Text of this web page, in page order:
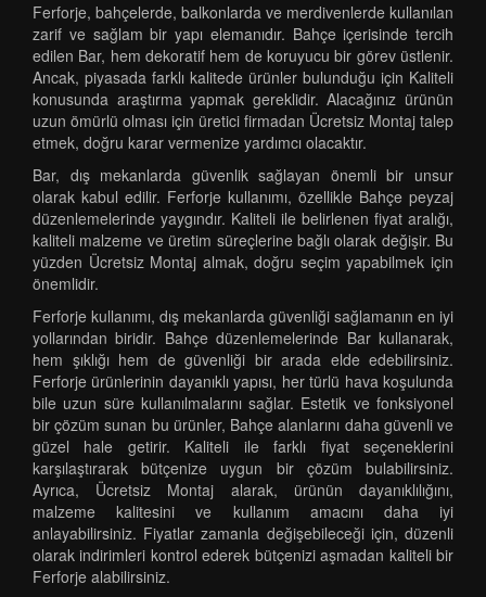
Ferforje, bahçelerde, balkonlarda ve merdivenlerde kullanılan
zarif ve sağlam bir yapı elemanıdır. Bahçe içerisinde tercih
edilen Bar, hem dekoratif hem de koruyucu bir görev üstlenir.
Ancak, piyasada farklı kalitede ürünler bulunduğu için Kaliteli
konusunda araştırma yapmak gereklidir. Alacağınız ürünün
uzun ömürlü olması için üretici firmadan Ücretsiz Montaj talep
etmek, doğru karar vermenize yardımcı olacaktır.
Bar, dış mekanlarda güvenlik sağlayan önemli bir unsur
olarak kabul edilir. Ferforje kullanımı, özellikle Bahçe peyzaj
düzenlemelerinde yaygındır. Kaliteli ile belirlenen fiyat aralığı,
kaliteli malzeme ve üretim süreçlerine bağlı olarak değişir. Bu
yüzden Ücretsiz Montaj almak, doğru seçim yapabilmek için
önemlidir.
Ferforje kullanımı, dış mekanlarda güvenliği sağlamanın en iyi
yollarından biridir. Bahçe düzenlemelerinde Bar kullanarak,
hem şıklığı hem de güvenliği bir arada elde edebilirsiniz.
Ferforje ürünlerinin dayanıklı yapısı, her türlü hava koşulunda
bile uzun süre kullanılmalarını sağlar. Estetik ve fonksiyonel
bir çözüm sunan bu ürünler, Bahçe alanlarını daha güvenli ve
güzel hale getirir. Kaliteli ile farklı fiyat seçeneklerini
karşılaştırarak bütçenize uygun bir çözüm bulabilirsiniz.
Ayrıca, Ücretsiz Montaj alarak, ürünün dayanıklılığını,
malzeme kalitesini ve kullanım amacını daha iyi
anlayabilirsiniz. Fiyatlar zamanla değişebileceği için, düzenli
olarak indirimleri kontrol ederek bütçenizi aşmadan kaliteli bir
Ferforje alabilirsiniz.